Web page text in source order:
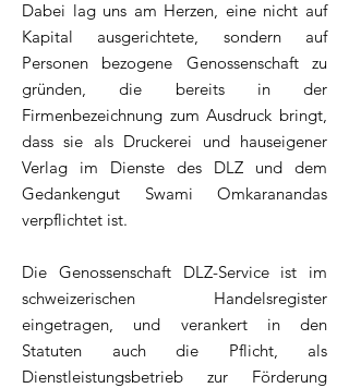
Dabei lag uns am Herzen, eine nicht auf
Kapital ausgerichtete, sondern auf
Personen bezogene Genossenschaft zu
gründen, die bereits in der
Firmenbezeichnung zum Ausdruck bringt,
dass sie als Druckerei und hauseigener
Verlag im Dienste des DLZ und dem
Gedankengut Swami Omkaranandas
verpflichtet ist.
Die Genossenschaft DLZ-Service ist im
schweizerischen Handelsregister
eingetragen, und verankert in den
Statuten auch die Pflicht, als
Dienstleistungsbetrieb zur Förderung